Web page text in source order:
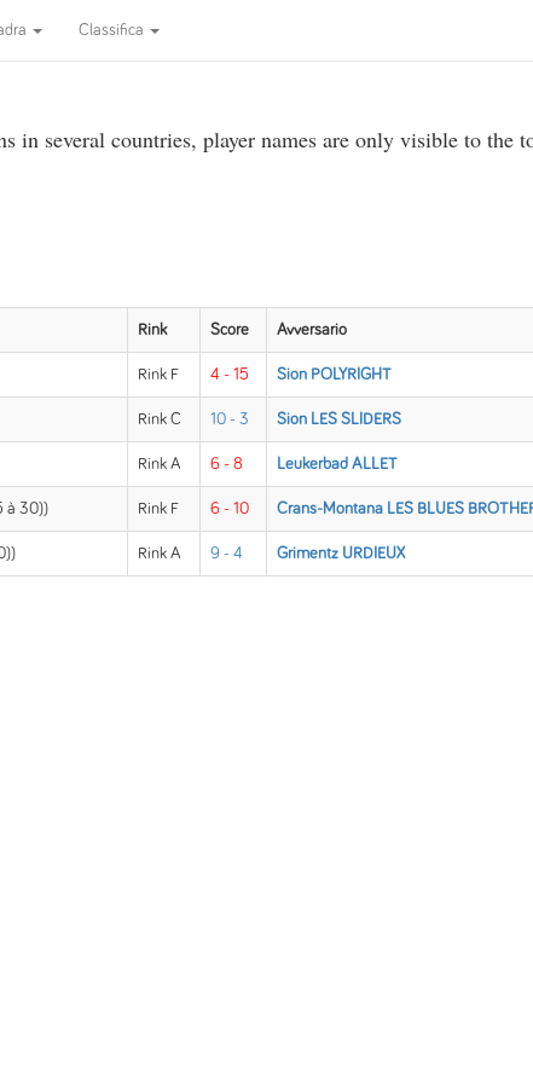
Classifica
in several countries, player names are only visible to the
Rink Score Avversario
Rink F 4 - 15 Sion POLYRIGHT
Rink C 10 - 3 Sion LES SLIDERS
Rink A 6 - 8 Leukerbad ALLET
à 30)) Rink F 6 - 10 Crans-Montana LES BLUES
Rink A 9 - 4 Grimentz URDIEUX